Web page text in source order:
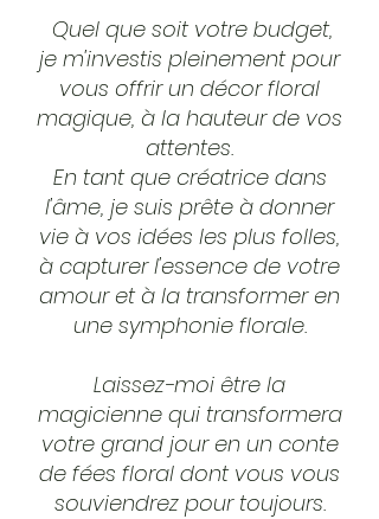
Quel que soit votre budget,
je m'investis pleinement pour
vous offrir un décor floral
magique, à la hauteur de vos
attentes.
En tant que créatrice dans
l'âme, je suis prête à donner
vie à vos idées les plus folles,
à capturer l'essence de votre
amour et à la transformer en
une symphonie florale.
Laissez-moi être la
magicienne qui transformera
votre grand jour en un conte
de fées floral dont vous vous
souviendrez pour toujours.